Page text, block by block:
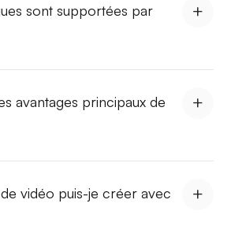
sont supportées par
avantages principaux de
vidéo puis-je créer avec